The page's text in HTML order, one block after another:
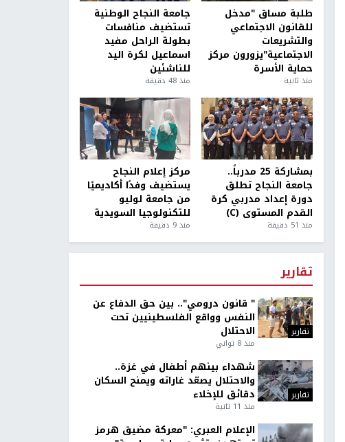
طلبة مساق "مدخل
للقانون الاجتماعي
والتشريعات
الاجتماعية"يزورون مركز
حماية الأسرة
منذ ثانية
جامعة النجاح الوطنية
تستضيف منافسات
بطولة الراحل مفيد
اسماعيل لكرة اليد
للناشئين
منذ 48 دقيقة
بمشاركة 25 مدرباً..
جامعة النجاح تطلق
دورة إعداد مدربي كرة
القدم المستوى (C)
منذ 51 دقيقة
مركز إعلام النجاح
يستضيف وفدًا أكاديميًا
من جامعة لوليو
للتكنولوجيا السويدية
منذ 9 دقيقة
تقارير
تقارير
" قانون درومي".. بين حق الدفاع عن
النفس وواقع الفلسطينيين تحت
الاحتلال
منذ 8 ثواني
تقارير
شهداء بينهم أطفال في غزة..
والاحتلال يصعّد غاراته ويمنح السكان
دقائق للإخلاء
منذ 11 ثانية
الإعلام العبري: "معركة مضيق هرمز